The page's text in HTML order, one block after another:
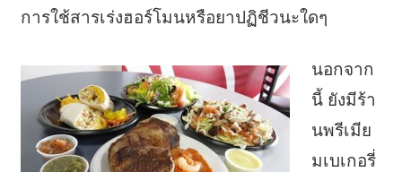
การใช้สารเร่งฮอร์โมนหรือยาปฏิชีวนะใดๆ
นอกจาก
นี้ ยังมีร้า
นพรีเมีย
มเบเกอรี่